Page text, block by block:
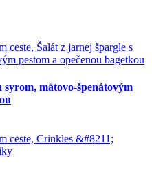
syrom, mätovo-špenátovým